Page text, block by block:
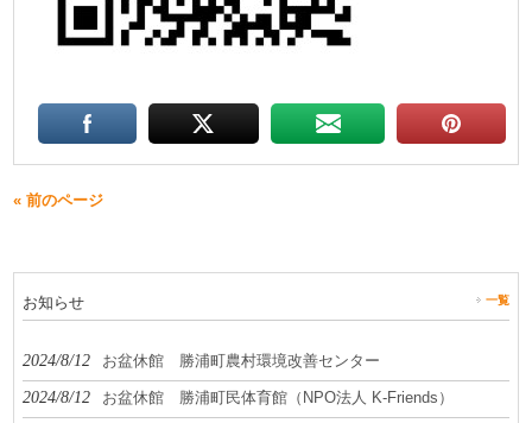
« 前のページ
お知らせ 一覧
2024/8/12 お盆休館 勝浦町農村環境改善センター
2024/8/12 お盆休館 勝浦町民体育館（NPO法人 K-Friends）